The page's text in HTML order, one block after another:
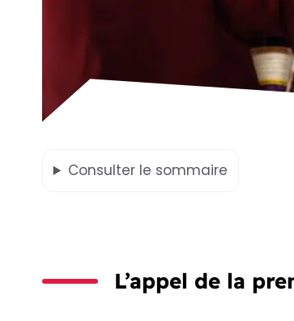
Consulter le sommaire
L’appel de la